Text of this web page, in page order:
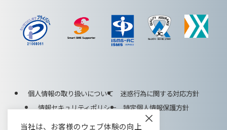
個人情報の取り扱いについて
迷惑行為に関する対応方針
情報セキュリティポリシー
特定個人情報保護方針
特定商取引法に基づく表記
×
当社は、お客様のウェブ体験の向上